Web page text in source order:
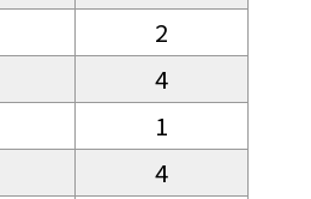
2
4
1
4